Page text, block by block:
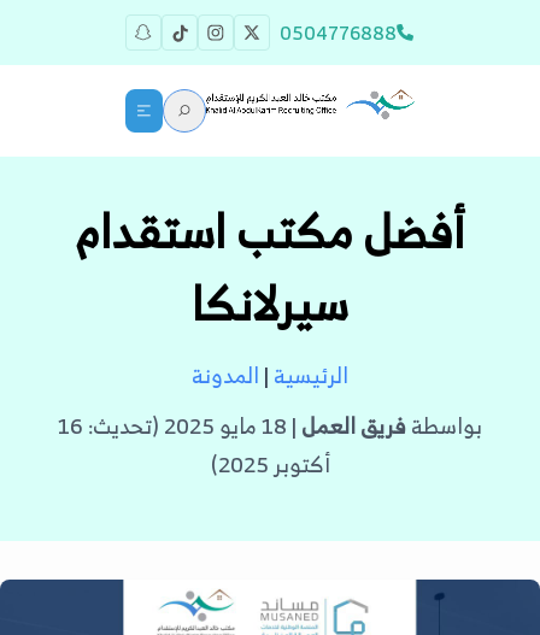
0504776888
أفضل مكتب استقدام
سيرلانكا
الرئيسية|المدونة
بواسطةفريق العمل
| 18 مايو 2025 (تحديث: 16
أكتوبر 2025)